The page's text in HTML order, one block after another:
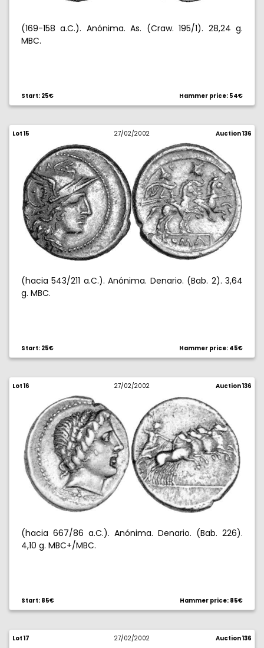
(169-158 a.C.). Anónima. As. (Craw. 195/1). 28,24 g.
MBC.
Start: 25€ Hammer price: 54€
Lot 15 27/02/2002 Auction 136
(hacia 543/211 a.C.). Anónima. Denario. (Bab. 2). 3,64
g. MBC.
Start: 25€ Hammer price: 45€
Lot 16 27/02/2002 Auction 136
(hacia 667/86 a.C.). Anónima. Denario. (Bab. 226).
4,10 g. MBC+/MBC.
Start: 85€ Hammer price: 85€
Lot 17 27/02/2002 Auction 136